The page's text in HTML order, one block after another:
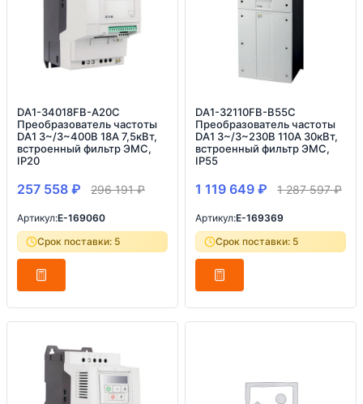
DA1-34018FB-A20C
Преобразователь частоты
DA1 3~/3~400В 18A 7,5кВт,
встроенный фильтр ЭМС,
IP20
257 558 ₽ 296 191₽
Артикул:E-169060
Срок поставки: 5
DA1-32110FB-B55C
Преобразователь частоты
DA1 3~/3~230В 110A 30кВт,
встроенный фильтр ЭМС,
IP55
1 119 649 ₽ 1 287 597₽
Артикул:E-169369
Срок поставки: 5